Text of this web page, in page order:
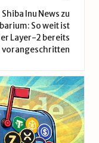
Shiba Inu News zu
So weit ist
Layer-2 bereits
vorangeschritten